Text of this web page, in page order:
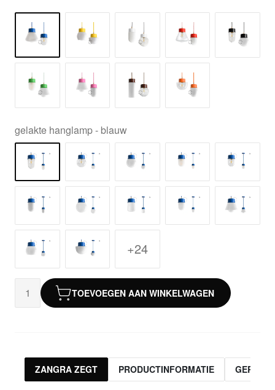
gelakte hanglamp - blauw
+24
TOEVOEGEN AAN WINKELWAGEN
ZANGRA ZEGT PRODUCTINFORMATIE